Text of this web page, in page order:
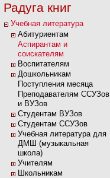
Радуга книг
Учебная литература
Абитуриентам
Аспирантам и
соискателям
Воспитателям
Дошкольникам
Поступления месяца
Преподавателям ССУЗов
и ВУЗов
Студентам ВУЗов
Студентам ССУЗов
Учебная литература для
ДМШ (музыкальная
школа)
Учителям
Школьникам